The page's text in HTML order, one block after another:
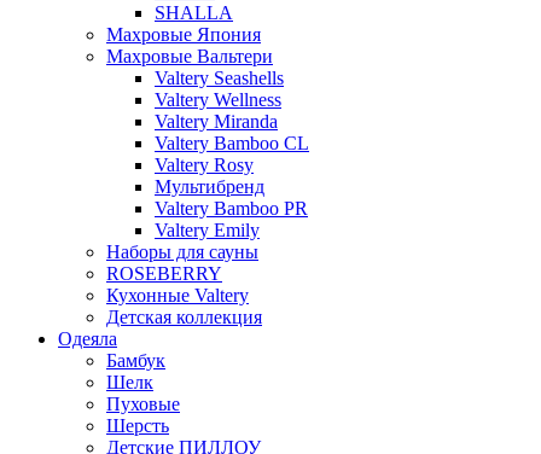
SHALLA
Махровые Япония
Махровые Вальтери
Valtery Seashells
Valtery Wellness
Valtery Miranda
Valtery Bamboo CL
Valtery Rosy
Мультибренд
Valtery Bamboo PR
Valtery Emily
Наборы для сауны
ROSEBERRY
Кухонные Valtery
Детская коллекция
Одеяла
Бамбук
Шелк
Пуховые
Шерсть
Детские ПИЛЛОУ